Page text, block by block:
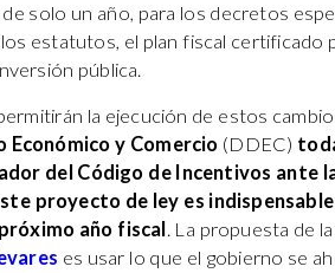
solo un año, para los decretos
estatutos, el plan fiscal
pública.
la ejecución de estos
y Comercio (DDEC)
del Código de Incentivos ante
proyecto de ley es
año fiscal . La propuesta de
es usar lo que el gobierno se